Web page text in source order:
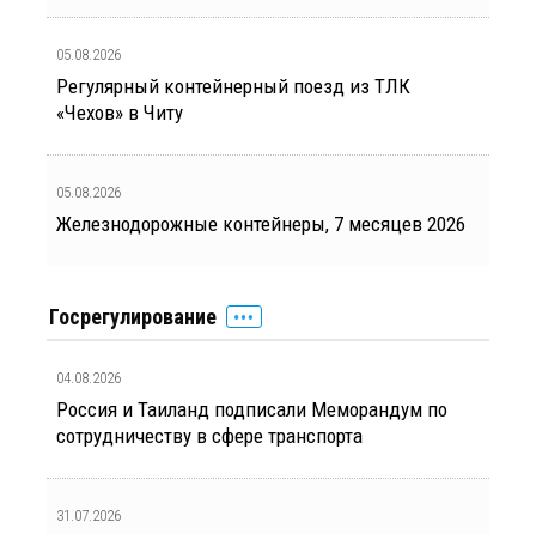
05.08.2026
Регулярный контейнерный поезд из ТЛК
«Чехов» в Читу
05.08.2026
Железнодорожные контейнеры, 7 месяцев 2026
Госрегулирование
04.08.2026
Россия и Таиланд подписали Меморандум по
сотрудничеству в сфере транспорта
31.07.2026